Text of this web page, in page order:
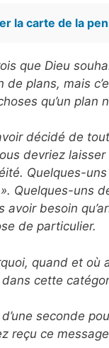
la carte de la
que Dieu
de plans, mais
qu’un plan
décidé de
devriez
Quelques-
Quelques-uns
avoir besoin
de particulier.
quand et où
cette
seconde
reçu ce message